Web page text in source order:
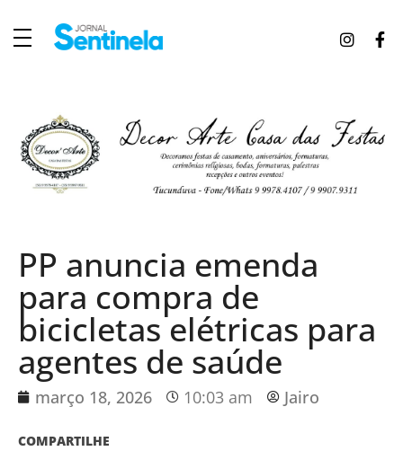
PP anuncia emenda
para compra de
bicicletas elétricas para
agentes de saúde
março 18, 2026 10:03 am Jairo
COMPARTILHE